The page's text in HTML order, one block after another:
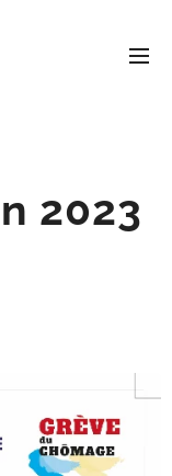
2023